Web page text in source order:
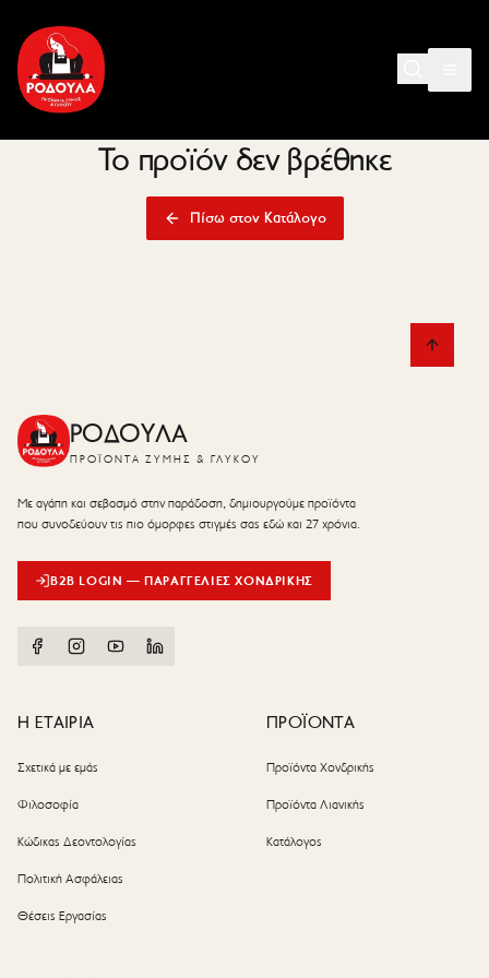
Το προϊόν δεν βρέθηκε
Πίσω στον Κατάλογο
ΡΟΔΟΥΛΑ
ΠΡΟΪΌΝΤΑ ΖΎΜΗΣ & ΓΛΥΚΟΎ
Με αγάπη και σεβασμό στην παράδοση, δημιουργούμε προϊόντα
που συνοδεύουν τις πιο όμορφες στιγμές σας εδώ και 27 χρόνια.
B2B LOGIN — ΠΑΡΑΓΓΕΛΊΕΣ ΧΟΝΔΡΙΚΉΣ
Η ΕΤΑΙΡΙΑ
Σχετικά με εμάς
Φιλοσοφία
Κώδικας Δεοντολογίας
Πολιτική Ασφάλειας
Θέσεις Εργασίας
ΠΡΟΪΟΝΤΑ
Προϊόντα Χονδρικής
Προϊόντα Λιανικής
Κατάλογος